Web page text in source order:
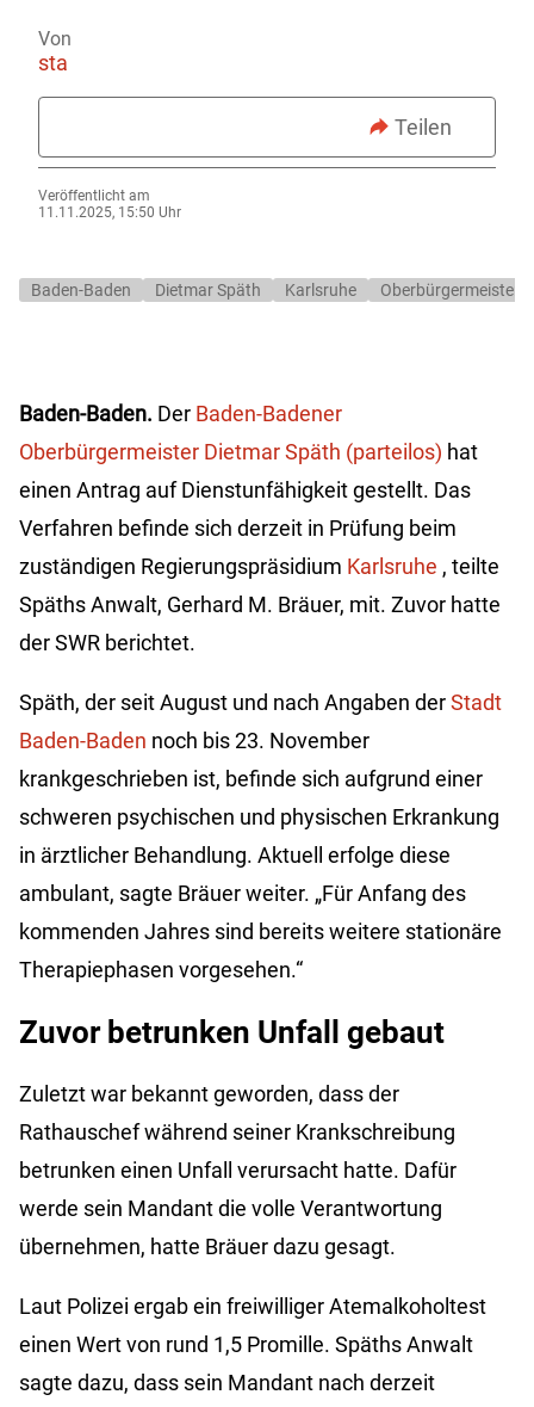
Von
sta
Teilen
Veröffentlicht am
11.11.2025, 15:50 Uhr
Baden-Baden Dietmar Späth Karlsruhe Oberbürgermeister
Baden-Baden. Der Baden-Badener
Oberbürgermeister Dietmar Späth (parteilos) hat
einen Antrag auf Dienstunfähigkeit gestellt. Das
Verfahren befinde sich derzeit in Prüfung beim
zuständigen Regierungspräsidium Karlsruhe , teilte
Späths Anwalt, Gerhard M. Bräuer, mit. Zuvor hatte
der SWR berichtet.
Späth, der seit August und nach Angaben derStadt
Baden-Baden noch bis 23. November
krankgeschrieben ist, befinde sich aufgrund einer
schweren psychischen und physischen Erkrankung
in ärztlicher Behandlung. Aktuell erfolge diese
ambulant, sagte Bräuer weiter. „Für Anfang des
kommenden Jahres sind bereits weitere stationäre
Therapiephasen vorgesehen.“
Zuvor betrunken Unfall gebaut
Zuletzt war bekannt geworden, dass der
Rathauschef während seiner Krankschreibung
betrunken einen Unfall verursacht hatte. Dafür
werde sein Mandant die volle Verantwortung
übernehmen, hatte Bräuer dazu gesagt.
Laut Polizei ergab ein freiwilliger Atemalkoholtest
einen Wert von rund 1,5 Promille. Späths Anwalt
sagte dazu, dass sein Mandant nach derzeit